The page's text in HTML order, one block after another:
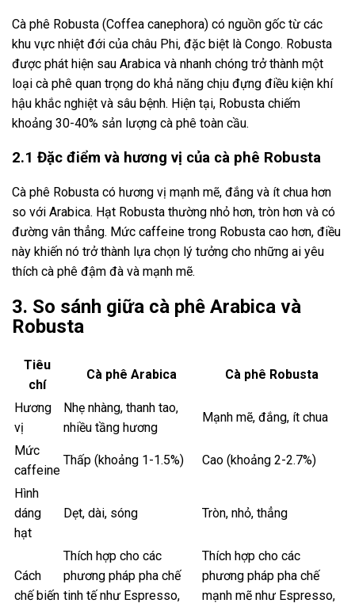
Cà phê Robusta (Coffea canephora) có nguồn gốc từ các
khu vực nhiệt đới của châu Phi, đặc biệt là Congo. Robusta
được phát hiện sau Arabica và nhanh chóng trở thành một
loại cà phê quan trọng do khả năng chịu đựng điều kiện khí
hậu khắc nghiệt và sâu bệnh. Hiện tại, Robusta chiếm
khoảng 30-40% sản lượng cà phê toàn cầu.
2.1 Đặc điểm và hương vị của cà phê Robusta
Cà phê Robusta có hương vị mạnh mẽ, đắng và ít chua hơn
so với Arabica. Hạt Robusta thường nhỏ hơn, tròn hơn và có
đường vân thẳng. Mức caffeine trong Robusta cao hơn, điều
này khiến nó trở thành lựa chọn lý tưởng cho những ai yêu
thích cà phê đậm đà và mạnh mẽ.
3. So sánh giữa cà phê Arabica và
Robusta
Tiêu
chí
Cà phê Arabica Cà phê Robusta
Hương
vị
Nhẹ nhàng, thanh tao,
nhiều tầng hương
Mạnh mẽ, đắng, ít chua
Mức
caffeine
Thấp (khoảng 1-1.5%) Cao (khoảng 2-2.7%)
Hình
dáng
hạt
Dẹt, dài, sóng Tròn, nhỏ, thẳng
Cách
chế biến
Thích hợp cho các
phương pháp pha chế
tinh tế như Espresso,
Thích hợp cho các
phương pháp pha chế
mạnh mẽ như Espresso,